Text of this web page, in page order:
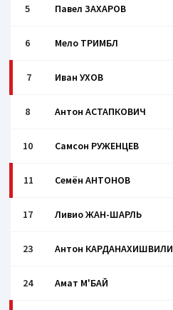
5 Павел ЗАХАРОВ
6 Мело ТРИМБЛ
7 Иван УХОВ
8 Антон АСТАПКОВИЧ
10 Самсон РУЖЕНЦЕВ
11 Семён АНТОНОВ
17 Ливио ЖАН-ШАРЛЬ
23 Антон КАРДАНАХИШВИЛИ
24 Амат М'БАЙ